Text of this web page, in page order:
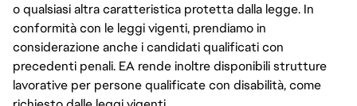
o qualsiasi altra caratteristica protetta dalla legge. In
conformità con le leggi vigenti, prendiamo in
considerazione anche i candidati qualificati con
precedenti penali. EA rende inoltre disponibili strutture
lavorative per persone qualificate con disabilità, come